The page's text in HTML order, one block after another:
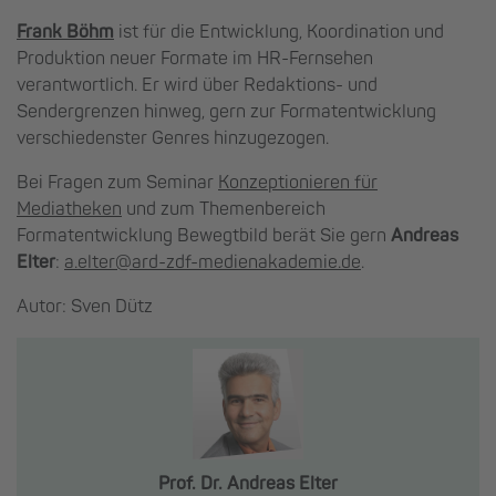
Frank Böhm ist für die Entwicklung, Koordination und
Produktion neuer Formate im HR-Fernsehen
verantwortlich. Er wird über Redaktions- und
Sendergrenzen hinweg, gern zur Formatentwicklung
verschiedenster Genres hinzugezogen.
Bei Fragen zum Seminar Konzeptionieren für
Mediatheken und zum Themenbereich
Formatentwicklung Bewegtbild berät Sie gern Andreas
Elter: a.elter@ard-zdf-medienakademie.de.
Autor: Sven Dütz
Prof. Dr. Andreas Elter